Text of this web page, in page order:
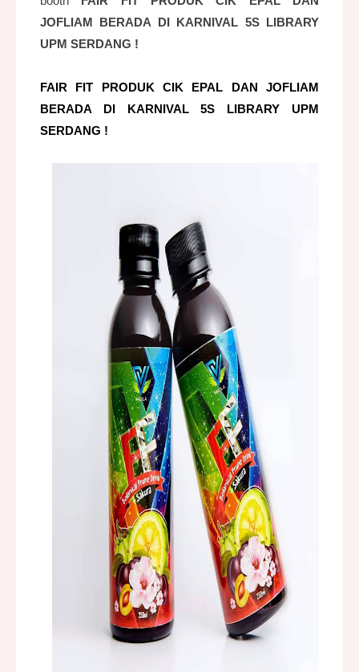
JOFLIAM BERADA DI KARNIVAL 5S LIBRARY
UPM SERDANG !
FAIR FIT PRODUK CIK EPAL DAN JOFLIAM
BERADA DI KARNIVAL 5S LIBRARY UPM
SERDANG !